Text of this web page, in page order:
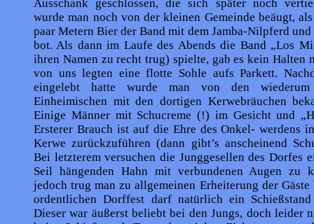
Ausschank geschlossen, die sich später noch
wurde man noch von der kleinen Gemeinde beäugt,
paar Metern Bier der Band mit dem Jamba-Nilpferd
bot. Als dann im Laufe des Abends die Band „Los
ihren Namen zu recht trug) spielte, gab es kein Halten
von uns legten eine flotte Sohle aufs Parkett.
eingelebt hatte wurde man von den
Einheimischen mit den dortigen Kerwebräuchen
Einige Männer mit Schucreme (!) im Gesicht und
Ersterer Brauch ist auf die Ehre des Onkel- werdens
Kerwe zurückzuführen (dann gibt’s anscheinend
Bei letzterem versuchen die Junggesellen des Dorfes
Seil hängenden Hahn mit verbundenen Augen zu
jedoch trug man zu allgemeinen Erheiterung der
ordentlichen Dorffest darf natürlich ein
Dieser war äußerst beliebt bei den Jungs, doch leider